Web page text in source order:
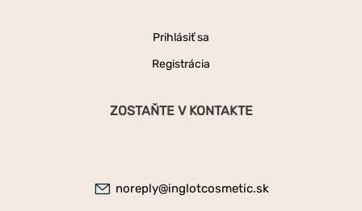
Prihlásiť sa
Registrácia
ZOSTAŇTE V KONTAKTE
noreply@inglotcosmetic.sk